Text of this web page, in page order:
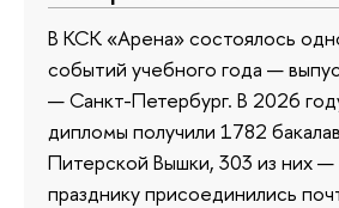
В КСК «Арена» состоялось
событий учебного года —
— Санкт-Петербург. В 2026
дипломы получили 1782
Питерской Вышки, 303 из них
празднику присоединились